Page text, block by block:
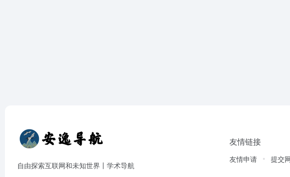
自由探索互联网和未知世界丨学术导航
友情链接
友情申请 提交